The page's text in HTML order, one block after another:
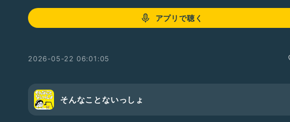
アプリで聴く
2026-05-22 06:01:05
そんなことないっしょ